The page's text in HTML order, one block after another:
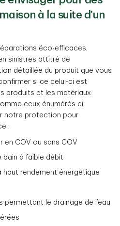
à la suite d’un
éco-efficaces,
sinistres attitré de
détaillée du produit que vous
si ce celui-ci est
produits et les matériaux
ceux énumérés ci-
notre protection pour
:
en COV ou sans COV
bain à faible débit
haut rendement énergétique
permettant le drainage de l’eau